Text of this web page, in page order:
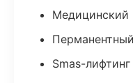
Медицинский
Smas-